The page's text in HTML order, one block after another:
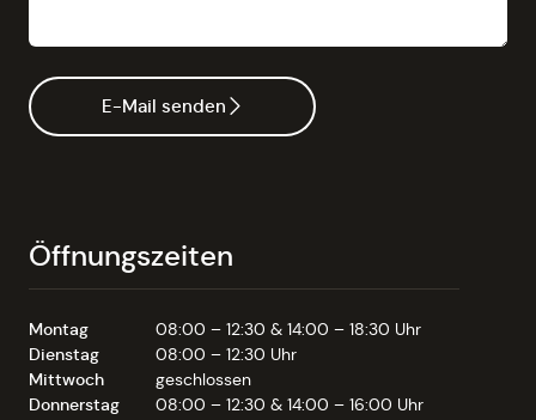
E-Mail senden
Öffnungszeiten
Montag
08:00 – 12:30 & 14:00 – 18:30 Uhr
Dienstag
08:00 – 12:30 Uhr
Mittwoch
geschlossen
Donnerstag
08:00 – 12:30 & 14:00 – 16:00 Uhr